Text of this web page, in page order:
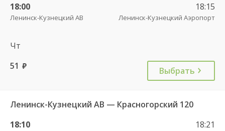
18:00
Ленинск-Кузнецкий АВ
18:15
Ленинск-Кузнецкий Аэропорт
Чт
51 руб. Выбрать
Ленинск-Кузнецкий АВ — Красногорский 120
18:10
18:21